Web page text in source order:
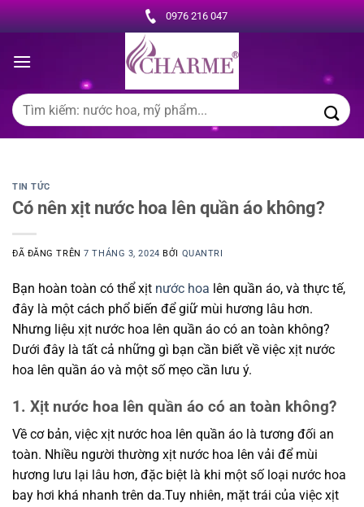
Chuyển
đến
dung
0976 216 047
Tìm
kiếm:
TIN TỨC
Có nên xịt nước hoa lên quần áo không?
ĐÃ ĐĂNG TRÊN7 THÁNG 3, 2024 BỞI QUANTRI
Bạn hoàn toàn có thể xịt nước hoa lên quần áo, và thực tế,
đây là một cách phổ biến để giữ mùi hương lâu hơn.
Nhưng liệu xịt nước hoa lên quần áo có an toàn không?
Dưới đây là tất cả những gì bạn cần biết về việc xịt nước
hoa lên quần áo và một số mẹo cần lưu ý.
1. Xịt nước hoa lên quần áo có an toàn không?
Về cơ bản, việc xịt nước hoa lên quần áo là tương đối an
toàn. Nhiều người thường xịt nước hoa lên vải để mùi
hương lưu lại lâu hơn, đặc biệt là khi một số loại nước hoa
bay hơi khá nhanh trên da.Tuy nhiên, mặt trái của việc xịt